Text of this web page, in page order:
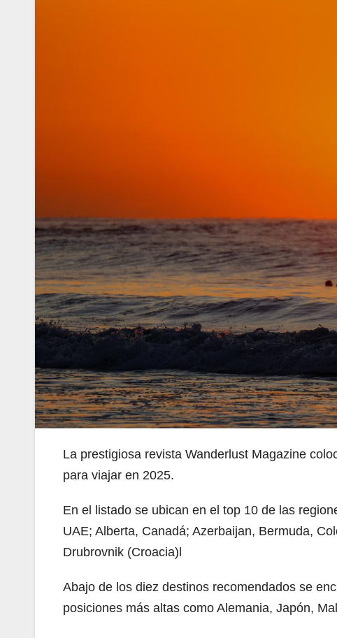
La prestigiosa revista Wanderlust Magazine
para viajar en 2025.
En el listado se ubican en el top 10 de las
UAE; Alberta, Canadá; Azerbaijan, Bermuda,
Drubrovnik (Croacia)l
Abajo de los diez destinos recomendados se
posiciones más altas como Alemania, Japón,